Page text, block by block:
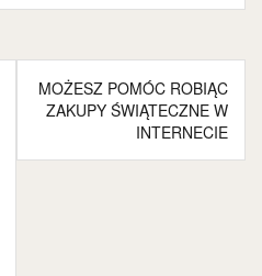
MOŻESZ POMÓC ROBIĄC
ZAKUPY ŚWIĄTECZNE W
INTERNECIE